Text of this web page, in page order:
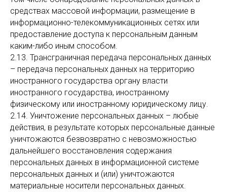
средствах массовой информации, размещение в
информационно-телекоммуникационных сетях или
предоставление доступа к персональным данным
каким-либо иным способом.
2.13. Трансграничная передача персональных данных
– передача персональных данных на территорию
иностранного государства органу власти
иностранного государства, иностранному
физическому или иностранному юридическому лицу.
2.14. Уничтожение персональных данных – любые
действия, в результате которых персональные данные
уничтожаются безвозвратно с невозможностью
дальнейшего восстановления содержания
персональных данных в информационной системе
персональных данных и (или) уничтожаются
материальные носители персональных данных.